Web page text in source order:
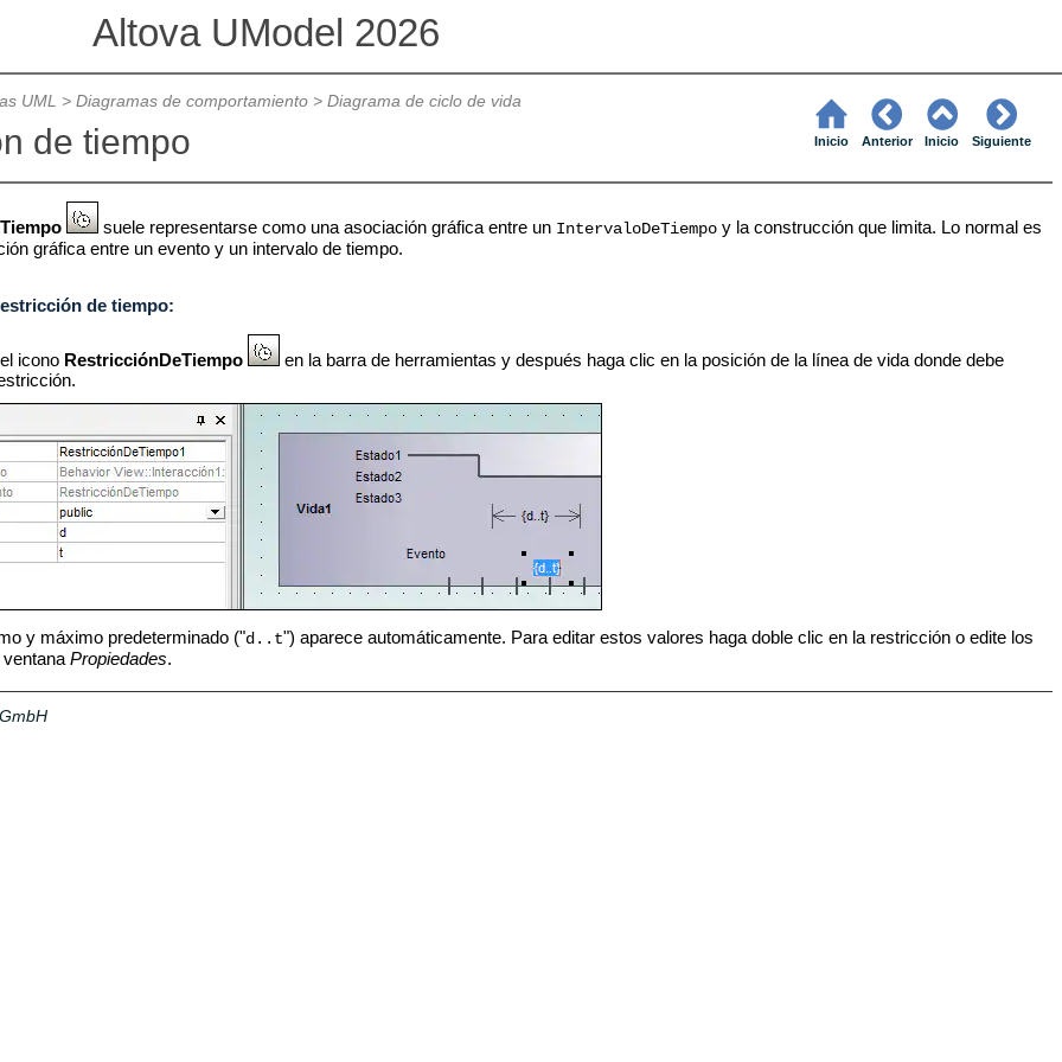
Altova UModel 2026
UML > Diagramas de comportamiento> Diagrama de ciclo de vida
de tiempo Inicio Anterior Inicio Siguiente
suele representarse como una asociación gráfica entre un IntervaloDeTiempoy la construcción que limita. Lo normal es
gráfica entre un evento y un intervalo de tiempo.
de tiempo:
icono RestricciónDeTiempo
en la barra de herramientas y después haga clic en la posición de la línea de vida donde debe
y máximo predeterminado ("d..t") aparece automáticamente. Para editar estos valores haga doble clic en la restricción o edite los
Propiedades.